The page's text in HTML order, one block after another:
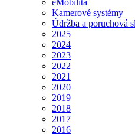
Kamerové systémy
Údržba a poruchová
2025
2024
2023
2022
2021
2020
2019
2018
2017
2016